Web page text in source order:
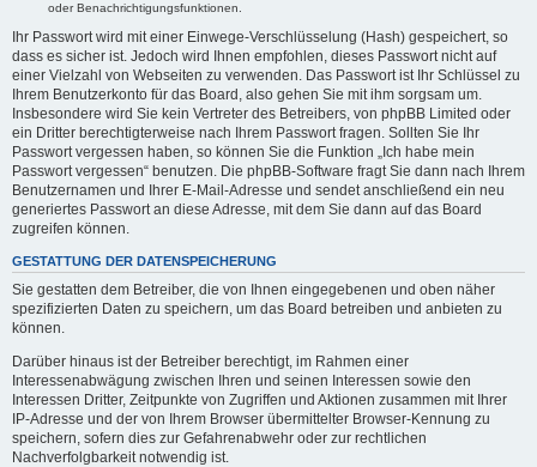
oder Benachrichtigungsfunktionen.
Ihr Passwort wird mit einer Einwege-Verschlüsselung (Hash) gespeichert, so
dass es sicher ist. Jedoch wird Ihnen empfohlen, dieses Passwort nicht auf
einer Vielzahl von Webseiten zu verwenden. Das Passwort ist Ihr Schlüssel zu
Ihrem Benutzerkonto für das Board, also gehen Sie mit ihm sorgsam um.
Insbesondere wird Sie kein Vertreter des Betreibers, von phpBB Limited oder
ein Dritter berechtigterweise nach Ihrem Passwort fragen. Sollten Sie Ihr
Passwort vergessen haben, so können Sie die Funktion „Ich habe mein
Passwort vergessen“ benutzen. Die phpBB-Software fragt Sie dann nach Ihrem
Benutzernamen und Ihrer E-Mail-Adresse und sendet anschließend ein neu
generiertes Passwort an diese Adresse, mit dem Sie dann auf das Board
zugreifen können.
GESTATTUNG DER DATENSPEICHERUNG
Sie gestatten dem Betreiber, die von Ihnen eingegebenen und oben näher
spezifizierten Daten zu speichern, um das Board betreiben und anbieten zu
können.
Darüber hinaus ist der Betreiber berechtigt, im Rahmen einer
Interessenabwägung zwischen Ihren und seinen Interessen sowie den
Interessen Dritter, Zeitpunkte von Zugriffen und Aktionen zusammen mit Ihrer
IP-Adresse und der von Ihrem Browser übermittelter Browser-Kennung zu
speichern, sofern dies zur Gefahrenabwehr oder zur rechtlichen
Nachverfolgbarkeit notwendig ist.